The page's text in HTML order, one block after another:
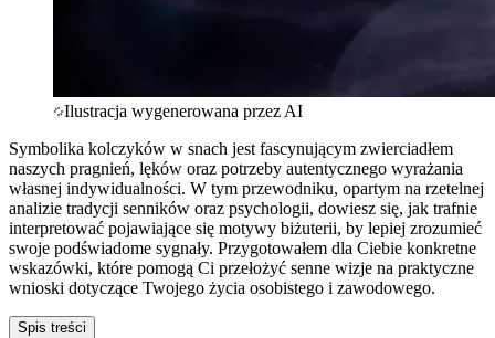
Ilustracja wygenerowana przez AI
Symbolika kolczyków w snach jest fascynującym zwierciadłem
naszych pragnień, lęków oraz potrzeby autentycznego wyrażania
własnej indywidualności. W tym przewodniku, opartym na rzetelnej
analizie tradycji senników oraz psychologii, dowiesz się, jak trafnie
interpretować pojawiające się motywy biżuterii, by lepiej zrozumieć
swoje podświadome sygnały. Przygotowałem dla Ciebie konkretne
wskazówki, które pomogą Ci przełożyć senne wizje na praktyczne
wnioski dotyczące Twojego życia osobistego i zawodowego.
Spis treści